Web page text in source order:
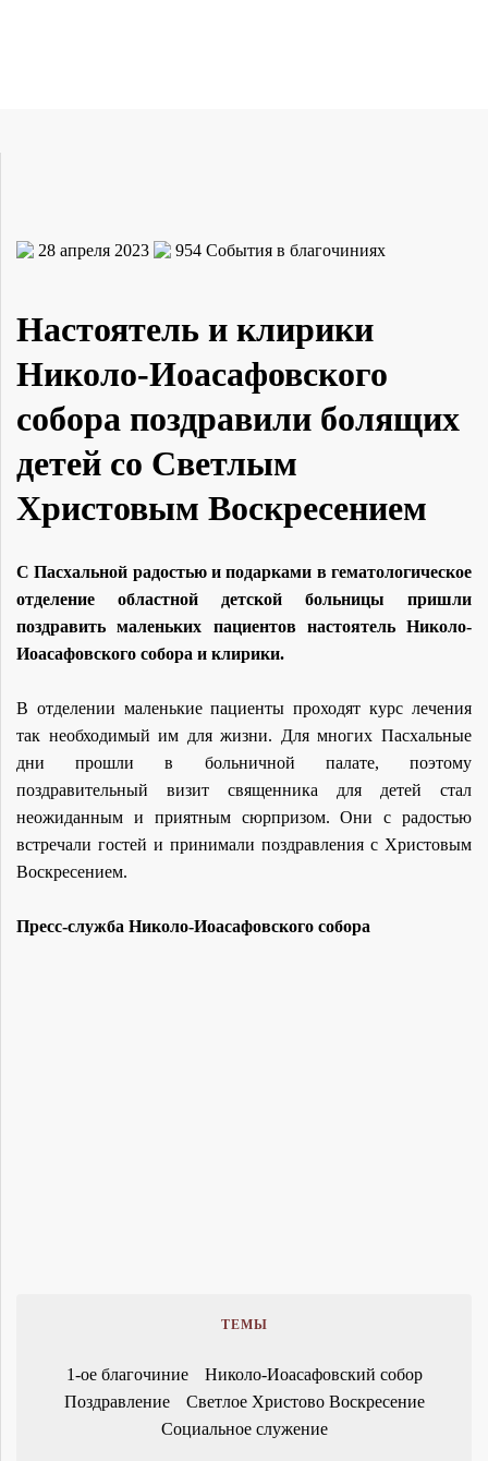
28 апреля 2023 954 События в благочиниях
Настоятель и клирики
Николо-Иоасафовского
собора поздравили болящих
детей со Светлым
Христовым Воскресением
С Пасхальной радостью и подарками в гематологическое
отделение областной детской больницы пришли
поздравить маленьких пациентов настоятель Николо-
Иоасафовского собора и клирики.
В отделении маленькие пациенты проходят курс лечения
так необходимый им для жизни. Для многих Пасхальные
дни прошли в больничной палате, поэтому
поздравительный визит священника для детей стал
неожиданным и приятным сюрпризом. Они с радостью
встречали гостей и принимали поздравления с Христовым
Воскресением.
Пресс-служба Николо-Иоасафовского собора
ТЕМЫ
1-ое благочиние
Николо-Иоасафовский собор
Поздравление
Светлое Христово Воскресение
Социальное служение